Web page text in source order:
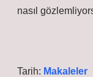
nasıl
Tarih: Makaleler